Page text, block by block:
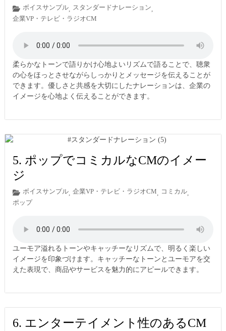
ボイスサンプル スタンダードナレーション
企業VP・テレビ・ラジオCM
柔らかなトーンで語りかけ心地よいリズムで語ることで、聴衆
の心をほっとさせながらしっかりとメッセージを伝えることが
できます。優しさと共感を大切にしたナレーションは、企業の
イメージを心地よく伝えることができます。
5. ポップでコミカルなCMのイメー
ジ
ボイスサンプル 企業VP・テレビ・ラジオCM コミカル
ポップ
ユーモア溢れるトーンやキャッチーなリズムで、明るく楽しい
イメージを印象づけます。キャッチーなトーンとユーモアを交
えた表現で、商品やサービスを魅力的にアピールできます。
6. エンターテイメント性のあるCM